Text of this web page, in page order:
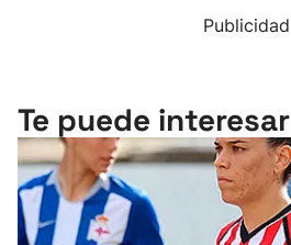
Publicidad
Te puede interesar